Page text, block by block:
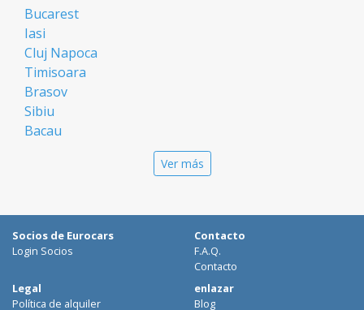
Bucarest
Iasi
Cluj Napoca
Timisoara
Brasov
Sibiu
Bacau
Galati
Suceava
Focsani
Targoviste
Ver más
Socios de Eurocars
Login Socios
Contacto
F.A.Q.
Contacto
Legal
Política de alquiler
enlazar
Blog